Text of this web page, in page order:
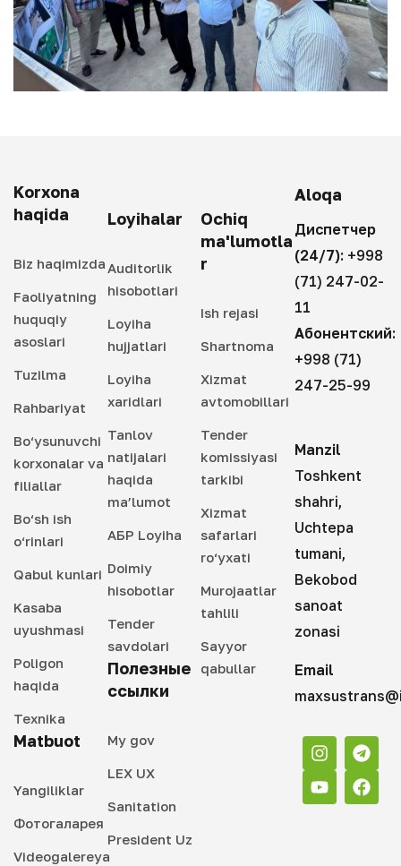
Korxona
haqida
Biz haqimizda
Faoliyatning
huquqiy
asoslari
Tuzilma
Rahbariyat
Bo‘ysunuvchi
korxonalar va
filiallar
Bo‘sh ish
o‘rinlari
Qabul kunlari
Kasaba
uyushmasi
Poligon
haqida
Texnika
Matbuot
Yangiliklar
Фотогаларея
Videogalereya
Loyihalar
Auditorlik
hisobotlari
Loyiha
hujjatlari
Loyiha
xaridlari
Tanlov
natijalari
haqida
ma’lumot
АБР Loyiha
Doimiy
hisobotlar
Tender
savdolari
Полезные
ссылки
My gov
LEX UX
Sanitation
President Uz
Ochiq
ma'lumotla
r
Ish rejasi
Shartnoma
Xizmat
avtomobillari
Tender
komissiyasi
tarkibi
Xizmat
safarlari
ro‘yxati
Murojaatlar
tahlili
Sayyor
qabullar
Aloqa
Диспетчер
(24/7): +998
(71) 247-02-
11
Абонентский:
+998 (71)
247-25-99
Manzil
Toshkent
shahri,
Uchtepa
tumani,
Bekobod
sanoat
zonasi
Email